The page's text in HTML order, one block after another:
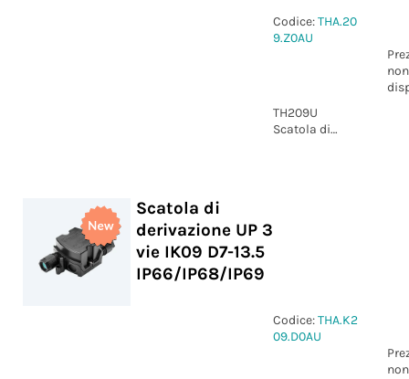
Codice:THA.20
9.Z0AU
non
TH209U
Scatola di
Scatola di
derivazione UP 3
vie IK09 D7-13.5
IP66/IP68/IP69
Codice:THA.K2
09.D0AU
non